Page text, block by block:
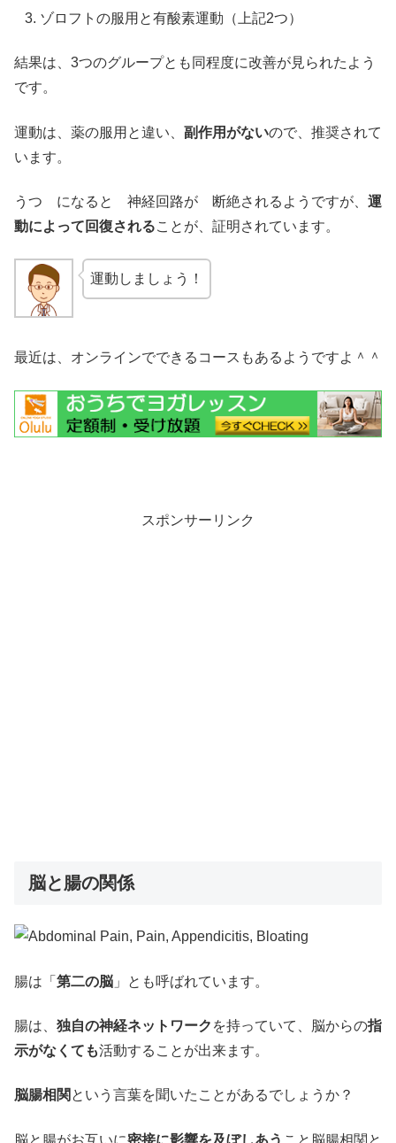
ゾロフトの服用と有酸素運動（上記2つ）
結果は、3つのグループとも同程度に改善が見られたよう
です。
運動は、薬の服用と違い、 副作用がないので、推奨されて
います。
うつ になると 神経回路が 断絶されるようですが、 運
動によって回復されることが、証明されています。
運動しましょう！
最近は、オンラインでできるコースもあるようですよ＾＾
スポンサーリンク
脳と腸の関係
腸は「 第二の脳 」とも呼ばれています。
腸は、 独自の神経ネットワーク を持っていて、脳からの指
示がなくても活動することが出来ます。
脳腸相関 という言葉を聞いたことがあるでしょうか？
脳と腸がお互いに密接に影響を及ぼしあう こと脳腸相関と